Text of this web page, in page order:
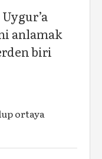
anlamak
biri
ortaya